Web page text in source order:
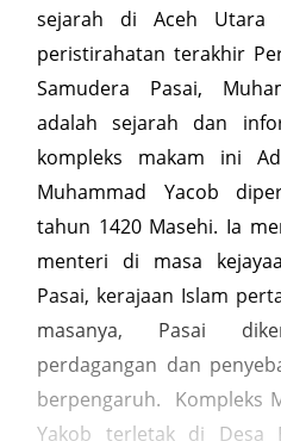
sejarah di Aceh Utara
peristirahatan terakhir
Samudera Pasai,
adalah sejarah dan
kompleks makam ini
Muhammad Yacob
tahun 1420 Masehi. Ia
menteri di masa
Pasai, kerajaan Islam
masanya, Pasai
perdagangan dan
berpengaruh. Kompleks
Yakob terletak di Desa